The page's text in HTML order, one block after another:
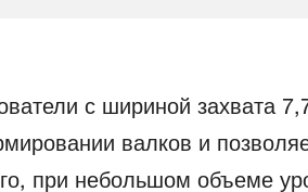
с шириной захвата
валков и
при небольшом объеме